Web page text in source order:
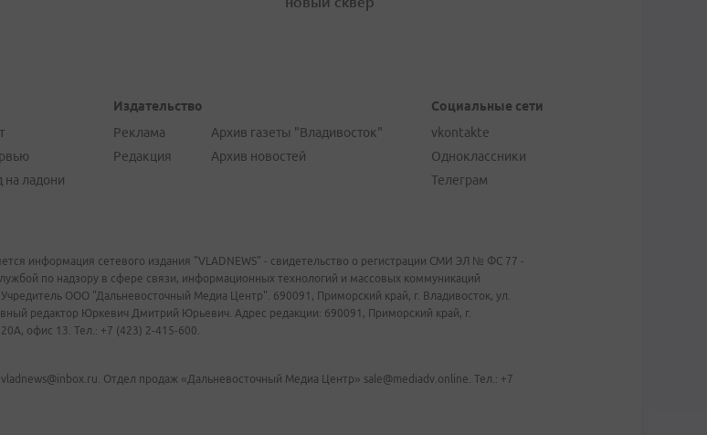
на ладони
Издательство
Реклама
Редакция
Архив газеты "Владивосток"
Архив новостей
Социальные сети
vkontakte
Одноклассники
Телеграм
информация сетевого издания "VLADNEWS" - свидетельство о регистрации СМИ ЭЛ № ФС 77 -
по надзору в сфере связи, информационных технологий и массовых коммуникаций
ООО "Дальневосточный Медиа Центр". 690091, Приморский край, г. Владивосток, ул.
редактор Юркевич Дмитрий Юрьевич. Адрес редакции: 690091, Приморский край, г.
офис 13. Тел.: +7 (423) 2-415-600.
Отдел продаж «Дальневосточный Медиа Центр» sale@mediadv.online. Тел.: +7